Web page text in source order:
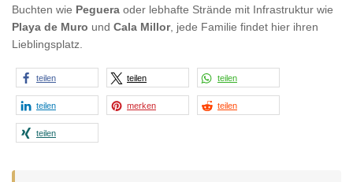
Buchten wie Peguera oder lebhafte Strände mit Infrastruktur wie
Playa de Muro und Cala Millor, jede Familie findet hier ihren
Lieblingsplatz.
teilen teilen teilen
teilen merken teilen
teilen